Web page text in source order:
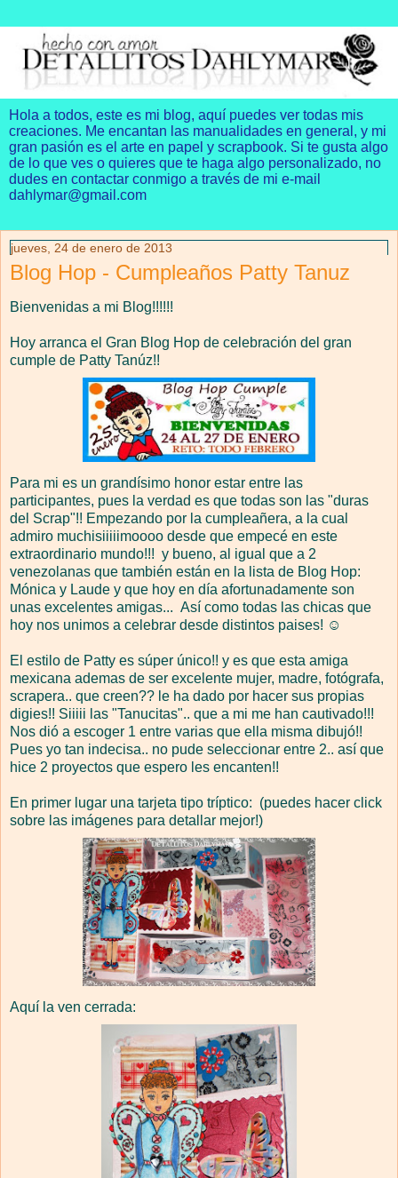
Hola a todos, este es mi blog, aquí puedes ver todas mis
creaciones. Me encantan las manualidades en general, y mi
gran pasión es el arte en papel y scrapbook. Si te gusta algo
de lo que ves o quieres que te haga algo personalizado, no
dudes en contactar conmigo a través de mi e-mail
dahlymar@gmail.com
jueves, 24 de enero de 2013
Blog Hop - Cumpleaños Patty Tanuz
Bienvenidas a mi Blog!!!!!!
Hoy arranca el Gran Blog Hop de celebración del gran
cumple de Patty Tanúz!!
Para mi es un grandísimo honor estar entre las
participantes, pues la verdad es que todas son las "duras
del Scrap"!! Empezando por la cumpleañera, a la cual
admiro muchisiiiiimoooo desde que empecé en este
extraordinario mundo!!! y bueno, al igual que a 2
venezolanas que también están en la lista de Blog Hop:
Mónica y Laude y que hoy en día afortunadamente son
unas excelentes amigas... Así como todas las chicas que
hoy nos unimos a celebrar desde distintos paises! ☺
El estilo de Patty es súper único!! y es que esta amiga
mexicana ademas de ser excelente mujer, madre, fotógrafa,
scrapera.. que creen?? le ha dado por hacer sus propias
digies!! Siiiii las "Tanucitas".. que a mi me han cautivado!!!
Nos dió a escoger 1 entre varias que ella misma dibujó!!
Pues yo tan indecisa.. no pude seleccionar entre 2.. así que
hice 2 proyectos que espero les encanten!!
En primer lugar una tarjeta tipo tríptico: (puedes hacer click
sobre las imágenes para detallar mejor!)
Aquí la ven cerrada: